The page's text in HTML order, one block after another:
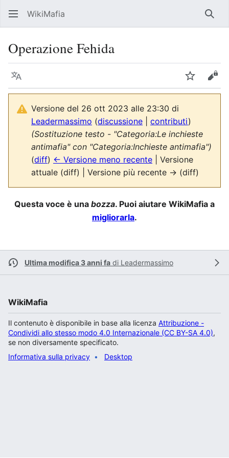
WikiMafia
Operazione Fehida
Lingua Segui
Versione del 26 ott 2023 alle 23:30 di
Leadermassimo (discussione contributi)
(Sostituzione testo - "Categoria:Le inchieste
antimafia" con "Categoria:Inchieste antimafia")
(diff) ← Versione meno recente | Versione
attuale (diff) | Versione più recente → (diff)
Questa voce è una bozza. Puoi aiutare WikiMafia a
migliorarla.
Ultima modifica 3 anni fa di Leadermassimo
WikiMafia
Il contenuto è disponibile in base alla licenza Attribuzione -
Condividi allo stesso modo 4.0 Internazionale (CC BY-SA 4.0),
se non diversamente specificato.
Informativa sulla privacy
Desktop